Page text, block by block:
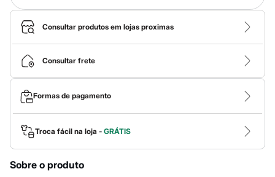
Calças
Casacos e Jaquetas
Jeans
Macacões
Saias
Shorts e Bermudas
Vestidos
Acessórios
Bolsas
Bonés e Chapéus
Bijoux
Cintos
Óculos
Relógios
Calçados
Botas
Consultar produtos em lojas proximas
Consultar frete
Formas de pagamento
Troca fácil na loja - GRÁTIS
Sobre o produto